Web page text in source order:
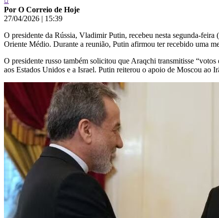
Por O Correio de Hoje
27/04/2026 | 15:39
O presidente da Rússia, Vladimir Putin, recebeu nesta segunda-
Oriente Médio. Durante a reunião, Putin afirmou ter recebido uma
O presidente russo também solicitou que Araqchi transmitisse
aos Estados Unidos e a Israel. Putin reiterou o apoio de Moscou ao